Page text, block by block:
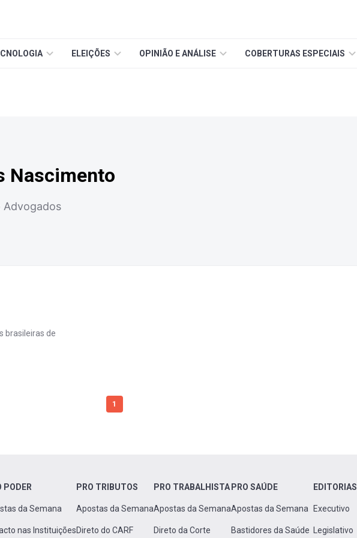
ELEIÇÕES OPINIÃO E ANÁLISE COBERTURAS ESPECIAIS
Nascimento
Advogados
brasileiras de
1
PODER
da Semana
nas Instituições
PRO TRIBUTOS
Apostas da Semana
Direto do CARF
PRO TRABALHISTA
Apostas da Semana
Direto da Corte
PRO SAÚDE
Apostas da Semana
Bastidores da Saúde
EDITORIAS
Executivo
Legislativo